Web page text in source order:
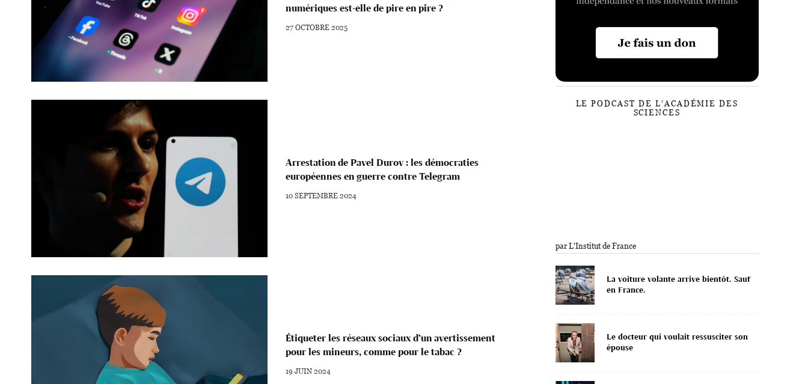
numériques est-elle de pire en pire ?
27 OCTOBRE 2025
Arrestation de Pavel Durov : les démocraties
européennes en guerre contre Telegram
10 SEPTEMBRE 2024
Étiqueter les réseaux sociaux d’un avertissement
pour les mineurs, comme pour le tabac ?
19 JUIN 2024
LE PODCAST DE L’ACADÉMIE DES
SCIENCES
par L'Institut de France
La voiture volante arrive bientôt. Sauf
en France.
Le docteur qui voulait ressusciter son
épouse